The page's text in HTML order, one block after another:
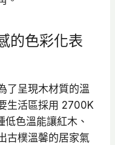
的色彩化表
了呈現木材質的溫
生活區採用 2700K
色溫能讓紅木、
古樸溫馨的居家氣